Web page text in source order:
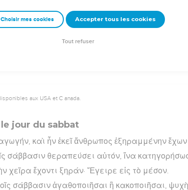
ἀνθρώπου καὶ τοῦ σαββάτου.
--- Grec : © 2010 by the Society of Biblical Literature and
aux USA et C anada.
jour du sabbat
καὶ ἦν ἐκεῖ ἄνθρωπος ἐξηραμμένην ἔχων
σάββασιν θεραπεύσει αὐτόν, ἵνα
χεῖρα ἔχοντι ξηράν· Ἔγειρε εἰς τὸ μέσον.
σάββασιν ἀγαθοποιῆσαι ἢ κακοποιῆσαι,
Choisir mes cookies Accepter tous les cookies
Tout refuser